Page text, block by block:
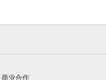
商业合作